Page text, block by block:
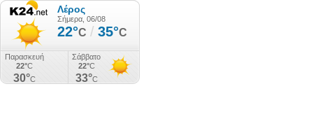
Λέρος
Σήμερα, 06/08
22°C / 35°C
Παρασκευή
22°C
30°C
Σάββατο
22°C
33°C